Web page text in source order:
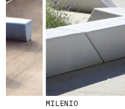
MILENIO
© 2026 ESCOFET 1886 S.A.